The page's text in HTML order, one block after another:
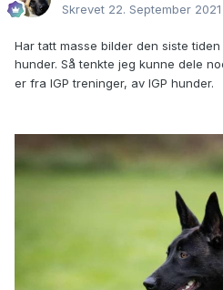
Skrevet 22. September 2021
Har tatt masse bilder den siste
hunder. Så tenkte jeg kunne dele
er fra IGP treninger, av IGP hunder.